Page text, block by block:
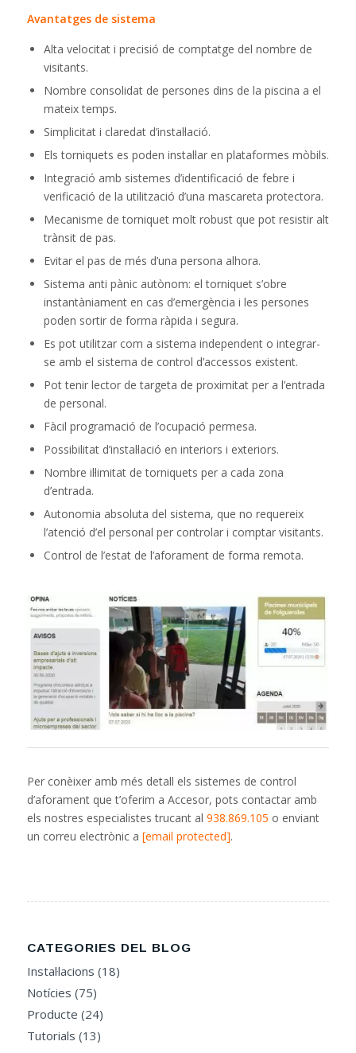
Avantatges de sistema
Alta velocitat i precisió de comptatge del nombre de
visitants.
Nombre consolidat de persones dins de la piscina a el
mateix temps.
Simplicitat i claredat d’instal·lació.
Els torniquets es poden instal·lar en plataformes mòbils.
Integració amb sistemes d’identificació de febre i
verificació de la utilització d’una mascareta protectora.
Mecanisme de torniquet molt robust que pot resistir alt
trànsit de pas.
Evitar el pas de més d’una persona alhora.
Sistema anti pànic autònom: el torniquet s’obre
instantàniament en cas d’emergència i les persones
poden sortir de forma ràpida i segura.
Es pot utilitzar com a sistema independent o integrar-
se amb el sistema de control d’accessos existent.
Pot tenir lector de targeta de proximitat per a l’entrada
de personal.
Fàcil programació de l’ocupació permesa.
Possibilitat d’instal·lació en interiors i exteriors.
Nombre il·limitat de torniquets per a cada zona
d’entrada.
Autonomia absoluta del sistema, que no requereix
l’atenció d’el personal per controlar i comptar visitants.
Control de l’estat de l’aforament de forma remota.
Per conèixer amb més detall els sistemes de control
d’aforament que t’oferim a Accesor, pots contactar amb
els nostres especialistes trucant al 938.869.105 o enviant
un correu electrònic a [email protected].
CATEGORIES DEL BLOG
Instal·lacions (18)
Notícies (75)
Producte (24)
Tutorials (13)